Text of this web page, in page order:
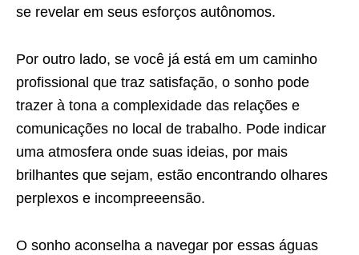
se revelar em seus esforços autônomos.
Por outro lado, se você já está em um caminho
profissional que traz satisfação, o sonho pode
trazer à tona a complexidade das relações e
comunicações no local de trabalho. Pode indicar
uma atmosfera onde suas ideias, por mais
brilhantes que sejam, estão encontrando olhares
perplexos e incompreeensão.
O sonho aconselha a navegar por essas águas